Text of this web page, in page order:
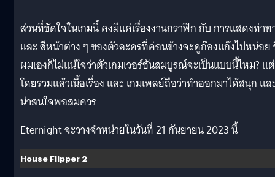
ส่วนที่ขัดใจในเกมนี้ คงมีแค่เรื่องงานกราฟิก กับ การแสดงท่าท
และ สีหน้าต่าง ๆ ของตัวละครที่ค่อนข้างจะดูก๊องแก๊งไปหน่อย
ผมเองก็ไม่แน่ใจว่าตัวเกมเวอร์ชันสมบูรณ์จะเป็นแบบนี้ไหม? แต่
โดยรวมแล้วเนื้อเรื่อง และ เกมเพลย์ถือว่าทำออกมาได้สนุก แล
น่าสนใจพอสมควร
Eternight จะวางจำหน่ายในวันที่ 21 กันยายน 2023 นี้
House Flipper 2